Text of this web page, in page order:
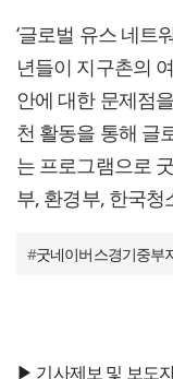
‘글로벌 유스 네트
년들이 지구촌의
안에 대한 문제점
천 활동을 통해 글
는 프로그램으로
부, 환경부, 한국
#굿네이버스경기중부
▶ 기사제보 및 보도